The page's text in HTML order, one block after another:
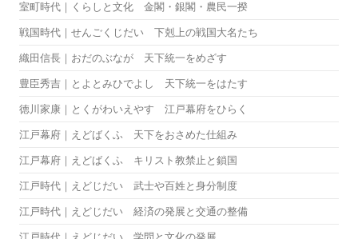
室町時代｜くらしと文化 金閣・銀閣・農民一揆
戦国時代｜せんごくじだい 下剋上の戦国大名たち
織田信長｜おだのぶなが 天下統一をめざす
豊臣秀吉｜とよとみひでよし 天下統一をはたす
徳川家康｜とくがわいえやす 江戸幕府をひらく
江戸幕府｜えどばくふ 天下をおさめた仕組み
江戸幕府｜えどばくふ キリスト教禁止と鎖国
江戸時代｜えどじだい 武士や百姓と身分制度
江戸時代｜えどじだい 経済の発展と交通の整備